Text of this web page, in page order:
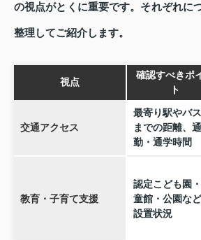
の視点がとくに重要です。それぞれに
整理してご紹介します。
視点
確認すべきポ
ト
交通アクセス
最寄り駅やバ
までの距離、通
勤・通学時間
教育・子育て支援
認定こども園
童館・公園な
設置状況